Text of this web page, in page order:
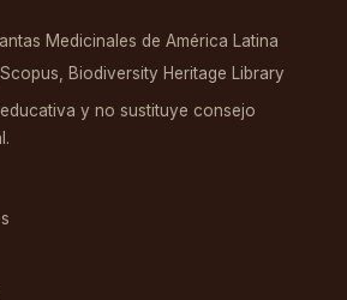
Medicinales de América Latina
Biodiversity Heritage Library
y no sustituye consejo